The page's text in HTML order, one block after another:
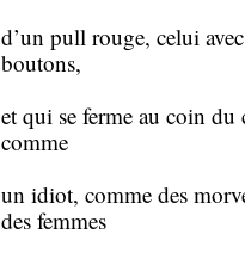
d’un pull rouge, celui
boutons,
et qui se ferme au coin du
comme
un idiot, comme des
des femmes